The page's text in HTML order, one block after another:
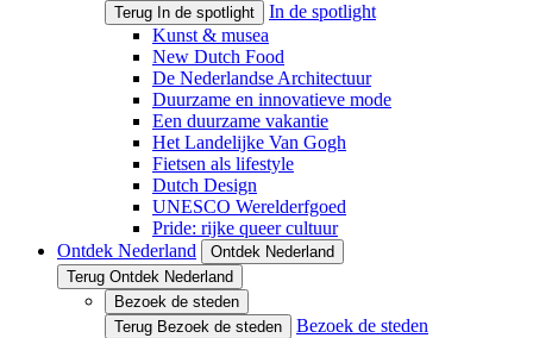
Terug In de spotlight
In de spotlight
Kunst & musea
New Dutch Food
De Nederlandse Architectuur
Duurzame en innovatieve mode
Een duurzame vakantie
Het Landelijke Van Gogh
Fietsen als lifestyle
Dutch Design
UNESCO Werelderfgoed
Pride: rijke queer cultuur
Ontdek Nederland
Ontdek Nederland
Terug Ontdek Nederland
Bezoek de steden
Terug Bezoek de steden
Bezoek de steden